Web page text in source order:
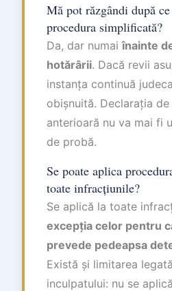
Mă pot răzgândi după
procedura simplificată?
Da, dar numaiînainte
hotărârii. Dacă revii
instanța continuă
obișnuită. Declarația
anterioară nu va mai fi
de probă.
Se poate aplica
toate infracțiunile?
Se aplică la toate
excepția celor pentru
prevede pedeapsa
Există și limitarea
inculpatului: nu se